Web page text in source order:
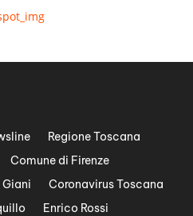
Regione Toscana
Comune di Firenze
Giani
Coronavirus Toscana
Enrico Rossi